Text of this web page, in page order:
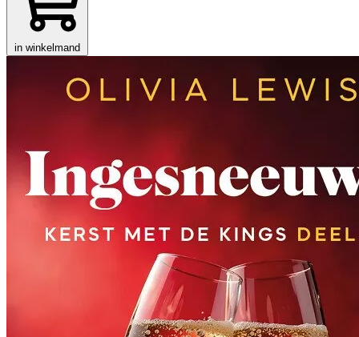
in winkelmand